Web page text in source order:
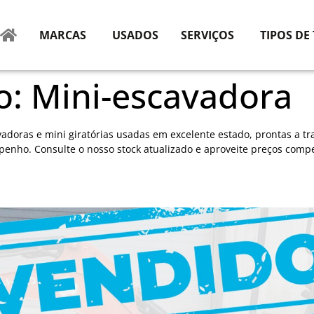
MARCAS USADOS SERVIÇOS TIPOS
Mini-escavadora
e mini giratórias usadas em excelente estado, prontas a
Consulte o nosso stock atualizado e aproveite preços